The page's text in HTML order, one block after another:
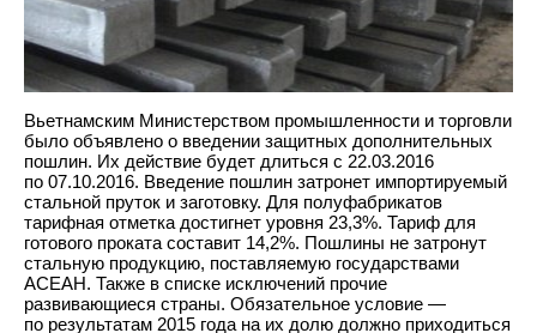
Вьетнамским Министерством промышленности и торговли
было объявлено о введении защитных дополнительных
пошлин. Их действие будет длиться с 22.03.2016
по 07.10.2016. Введение пошлин затронет импортируемый
стальной пруток и заготовку. Для полуфабрикатов
тарифная отметка достигнет уровня 23,3%. Тариф для
готового проката составит 14,2%. Пошлины не затронут
стальную продукцию, поставляемую государствами
АСЕАН. Также в списке исключений прочие
развивающиеся страны. Обязательное условие —
по результатам 2015 года на их долю должно приходиться